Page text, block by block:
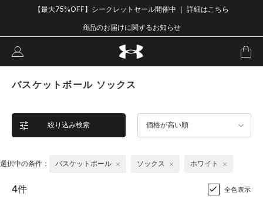
【最大75%OFF】シークレットセール開催中 ｜ 詳細はこちら
商品のお届けに関するお知らせ
バスケットボール ソックス
絞り込み検索 価格が高い順
選択中の条件： バスケットボール ソックス ホワイト
4件 全色表示